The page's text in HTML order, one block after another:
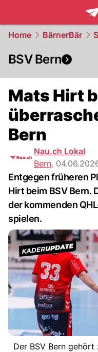
Home BärnerBär
BSV Bern
Mats Hirt
Bern
Nau.ch Lokal
Bern,
Entgegen früheren
Hirt beim BSV Bern.
der kommenden
spielen.
Der BSV Bern